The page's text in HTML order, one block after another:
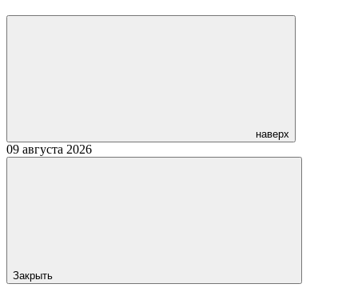
наверх
09 августа 2026
Закрыть